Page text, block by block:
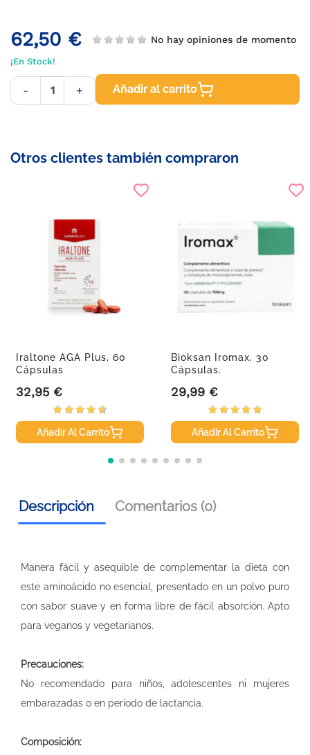
62,50 € No hay opiniones de momento
¡En Stock!
- + Añadir al carrito
Otros clientes también compraron
Iraltone AGA Plus, 60
Cápsulas
Precio
32,95 €
Añadir Al Carrito
Bioksan Iromax, 30
Cápsulas.
Precio
29,99 €
Añadir Al Carrito
Descripción Comentarios (0)
Manera fácil y asequible de complementar la dieta con
este aminoácido no esencial, presentado en un polvo puro
con sabor suave y en forma libre de fácil absorción. Apto
para veganos y vegetarianos.
Precauciones:
No recomendado para niños, adolescentes ni mujeres
embarazadas o en periodo de lactancia.
Composición: